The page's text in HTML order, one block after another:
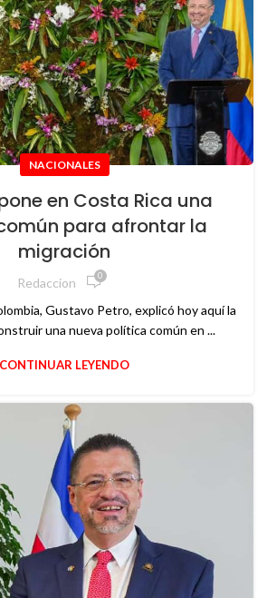
NACIONALES
en Costa Rica una
para afrontar la
migración
Redaccion 0
Gustavo Petro, explicó hoy aquí la
una nueva política común en ...
CONTINUAR LEYENDO